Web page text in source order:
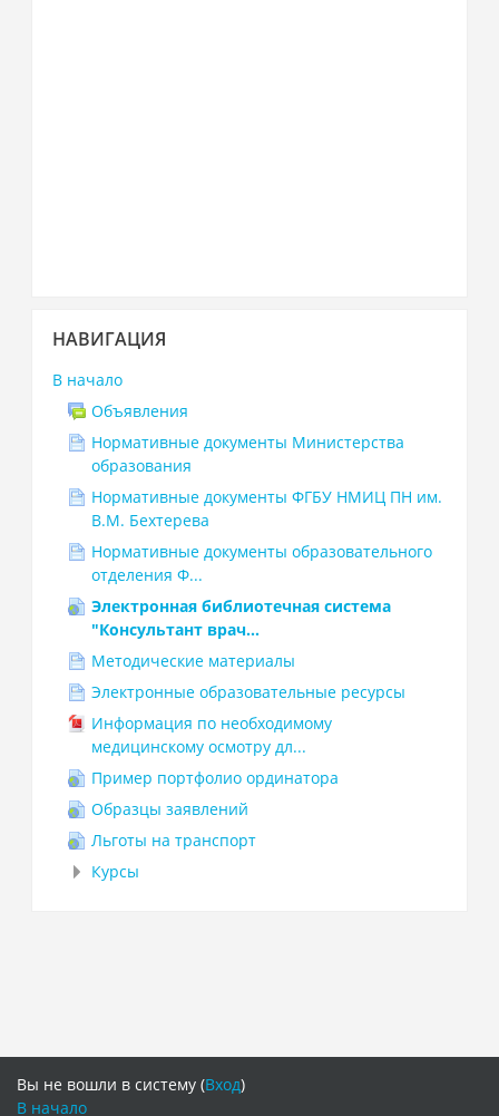
Навигация
НАВИГАЦИЯ
В начало
Объявления
Нормативные документы Министерства
образования
Нормативные документы ФГБУ НМИЦ ПН им.
В.М. Бехтерева
Нормативные документы образовательного
отделения Ф...
Электронная библиотечная система
"Консультант врач...
Методические материалы
Электронные образовательные ресурсы
Информация по необходимому
медицинскому осмотру дл...
Пример портфолио ординатора
Образцы заявлений
Льготы на транспорт
Курсы
Вы не вошли в систему (Вход)
В начало